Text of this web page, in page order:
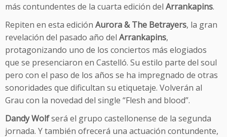
más contundentes de la cuarta edición del Arrankapins.
Repiten en esta edición Aurora & The Betrayers, la gran
revelación del pasado año del Arrankapins,
protagonizando uno de los conciertos más elogiados
que se presenciaron en Castelló. Su estilo parte del soul
pero con el paso de los años se ha impregnado de otras
sonoridades que dificultan su etiquetaje. Volverán al
Grau con la novedad del single “Flesh and blood”.
Dandy Wolfserá el grupo castellonense de la segunda
jornada. Y también ofrecerá una actuación contundente,